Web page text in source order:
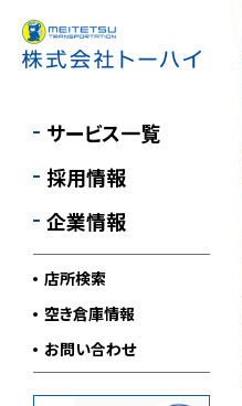
サービス一覧
採用情報
企業情報
店所検索
空き倉庫情報
お問い合わせ